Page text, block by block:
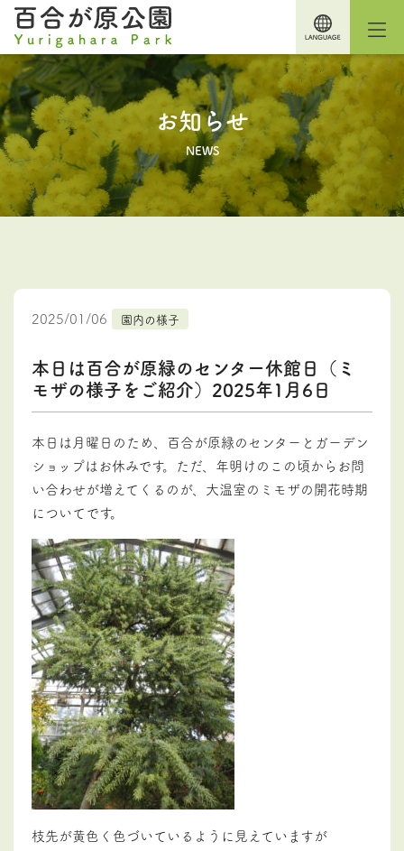
お知らせ
NEWS
2025/01/06 園内の様子
本日は百合が原緑のセンター休館日（ミ
モザの様子をご紹介）2025年1月6日
本日は月曜日のため、百合が原緑のセンターとガーデン
ショップはお休みです。ただ、年明けのこの頃からお問
い合わせが増えてくるのが、大温室のミモザの開花時期
についてです。
枝先が黄色く色づいているように見えていますが